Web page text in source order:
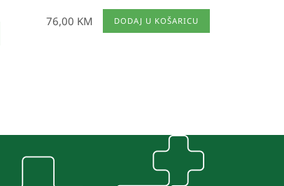
76,00 KM DODAJ U KOŠARICU